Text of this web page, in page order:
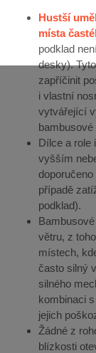
Hustší
místa
podklad
desky).
zapříčinit
i vlastní
vytvářející
bambusové
Dílce a role
vyšším
případě
podklad).
větru, z
místech,
často silný
silného
kombinaci
jejich
Žádné z
blízkosti